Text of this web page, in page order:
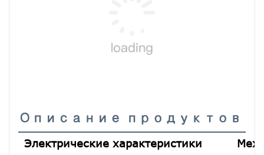
Описание продуктов
Электрические характеристики